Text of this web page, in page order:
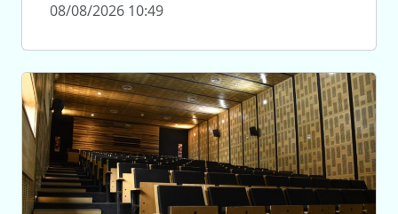
08/08/2026 10:49